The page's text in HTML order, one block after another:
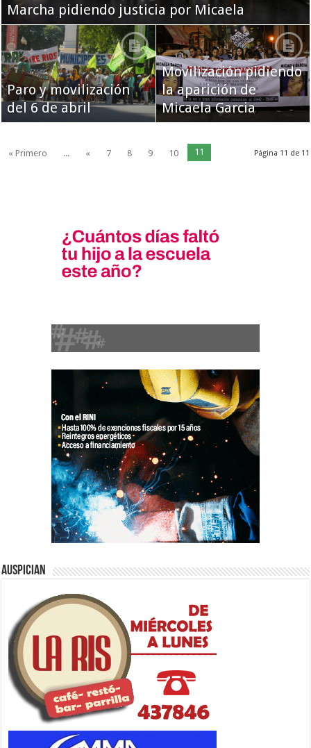
Marcha pidiendo justicia por Micaela
Paro y movilización
del 6 de abril
Movilización pidiendo
la aparición de
Micaela Garcia
Página 11 de 11
« Primero ... « 7 8 9 10 11
Auspician